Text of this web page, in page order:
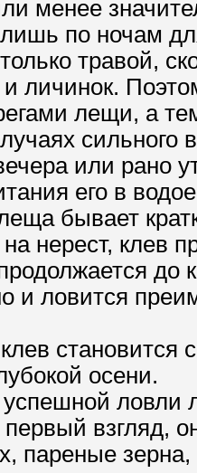
менее
по ночам
травой,
личинок.
лещи, а
или рано
его в
бывает
нерест, клев
и ловится
становится
осени.
ловли
взгляд,
пареные